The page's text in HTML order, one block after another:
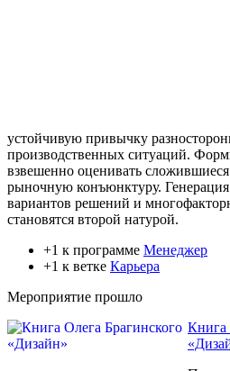
устойчивую привычку
производственных ситуаций.
взвешенно оценивать сложившиеся
рыночную конъюнктуру.
вариантов решений и
становятся второй натурой.
+1 к программе Менеджер
+1 к ветке Карьера
Мероприятие прошло
Книга